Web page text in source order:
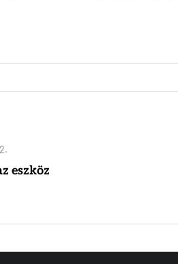
eszköz